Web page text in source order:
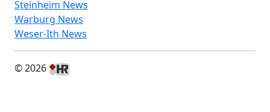
Steinheim News
Warburg News
Weser-Ith News
© 2026